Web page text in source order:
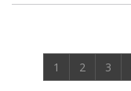
1 2 3